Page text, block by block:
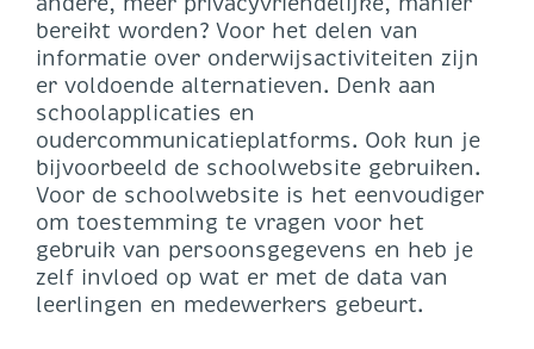
bereikt worden? Voor het delen van
informatie over onderwijsactiviteiten zijn
er voldoende alternatieven. Denk aan
schoolapplicaties en
oudercommunicatieplatforms. Ook kun je
bijvoorbeeld de schoolwebsite gebruiken.
Voor de schoolwebsite is het eenvoudiger
om toestemming te vragen voor het
gebruik van persoonsgegevens en heb je
zelf invloed op wat er met de data van
leerlingen en medewerkers gebeurt.